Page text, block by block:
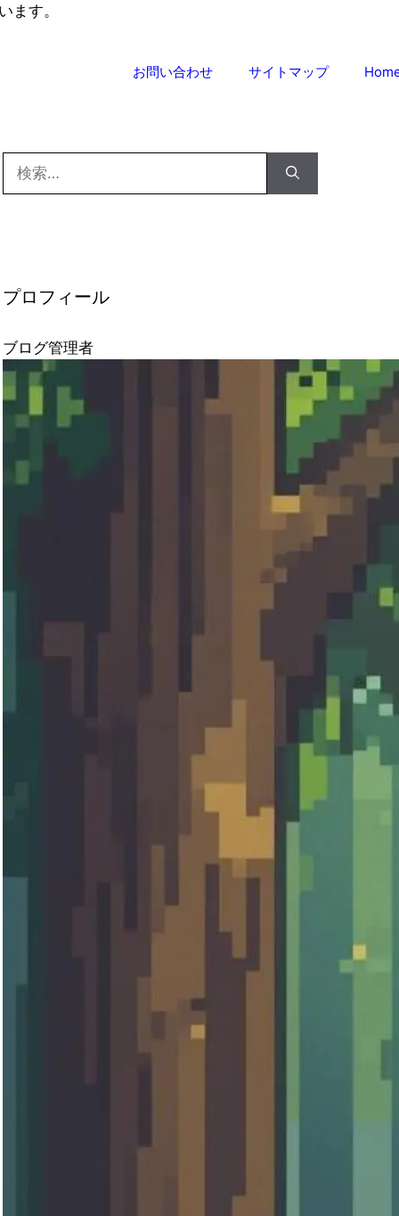
ます。
お問い合わせ サイトマップ
索:
プロフィール
ブログ管理者